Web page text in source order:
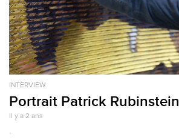
INTERVIEW
Portrait Patrick Rubinstein
Il y a 2 ans
.